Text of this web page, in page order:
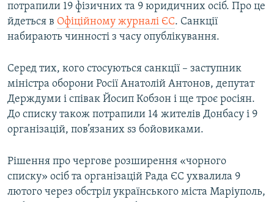
Усі сайти RFE/RL
потрапили 19 фізичних та 9 юридичних осіб. Про це
йдеться в Офіційному журналі ЄС. Санкції
набирають чинності з часу опублікування.
Серед тих, кого стосуються санкції – заступник
міністра оборони Росії Анатолій Антонов, депутат
Держдуми і співак Йосип Кобзон і ще троє росіян.
До списку також потрапили 14 жителів Донбасу і 9
організацій, пов’язаних sз бойовиками.
Рішення про чергове розширення «чорного
списку» осіб та організацій Рада ЄС ухвалила 9
лютого через обстріл українського міста Маріуполь,